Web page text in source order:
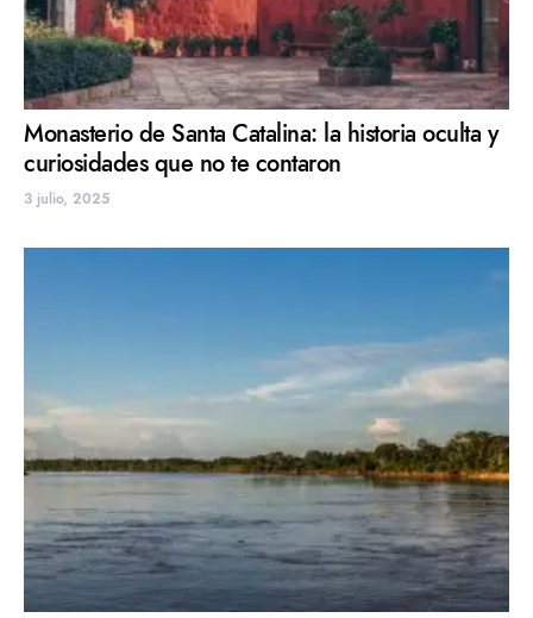
Monasterio de Santa Catalina: la historia oculta y
curiosidades que no te contaron
3 julio, 2025